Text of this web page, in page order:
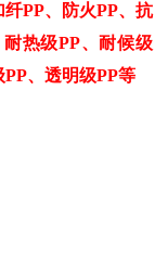
纤PP、防火PP、抗
耐热级PP、耐候级
PP、透明级PP等